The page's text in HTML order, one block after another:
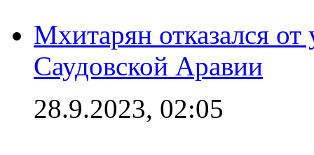
Мхитарян отказался от
Саудовской Аравии
28.9.2023, 02:05